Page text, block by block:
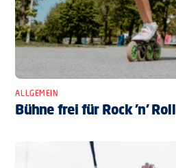
ALLGEMEIN
Bühne frei für Rock ’n’ Roll